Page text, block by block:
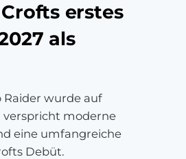
erstes
als
Raider wurde auf
verspricht moderne
eine umfangreiche
Debüt.